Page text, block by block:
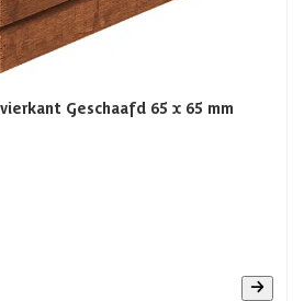
Geschaafd 65 x 65 mm